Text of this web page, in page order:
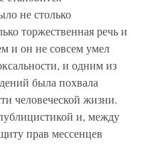
не столько
торжественная речь и
и он не совсем умел
и одним из
была похвала
человеческой жизни.
и, между
прав мессенцев